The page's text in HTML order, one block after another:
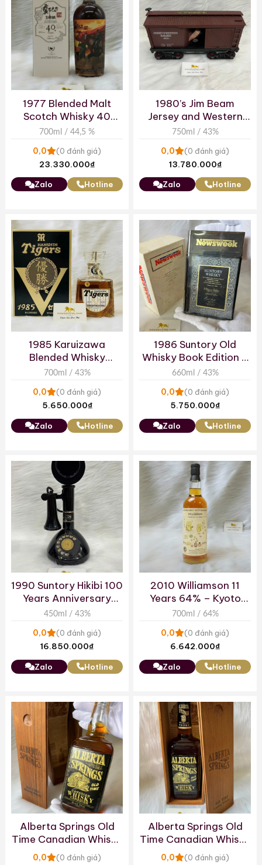
1977 Blended Malt
Scotch Whisky 40
Years – Romance of
The Whiskyfind
700ml / 44,5 %
0,0 (0 đánh giá)
23.330.000₫
Zalo Hotline
1980’s Jim Beam
Jersey and Western
Box Car Train
750ml / 43%
0,0 (0 đánh giá)
13.780.000₫
Zalo Hotline
1985 Karuizawa
Blended Whisky
HANSHIN Tigers
700ml / 43%
0,0 (0 đánh giá)
5.650.000₫
Zalo Hotline
1986 Suntory Old
Whisky Book Edition –
Commemorate
660ml / 43%
0,0 (0 đánh giá)
5.750.000₫
Zalo Hotline
1990 Suntory Hikibi 100
Years Anniversary
Telephone
450ml / 43%
0,0 (0 đánh giá)
16.850.000₫
Zalo Hotline
2010 Williamson 11
Years 64% – Kyoto
Fine Wine and Spirits
700ml / 64%
0,0 (0 đánh giá)
6.642.000₫
Zalo Hotline
Alberta Springs Old
Time Canadian Whisky
1974
0,0 (0 đánh giá)
Alberta Springs Old
Time Canadian Whisky
1976
0,0 (0 đánh giá)